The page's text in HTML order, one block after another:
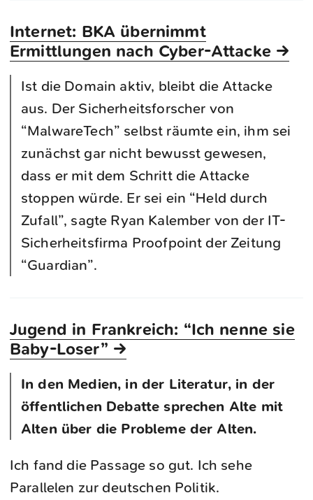
Internet: BKA übernimmt
Ermittlungen nach Cyber-Attacke →
Ist die Domain aktiv, bleibt die Attacke
aus. Der Sicherheitsforscher von
“MalwareTech” selbst räumte ein, ihm sei
zunächst gar nicht bewusst gewesen,
dass er mit dem Schritt die Attacke
stoppen würde. Er sei ein “Held durch
Zufall”, sagte Ryan Kalember von der IT-
Sicherheitsfirma Proofpoint der Zeitung
“Guardian”.
Jugend in Frankreich: “Ich nenne sie
Baby-Loser” →
In den Medien, in der Literatur, in der
öffentlichen Debatte sprechen Alte mit
Alten über die Probleme der Alten.
Ich fand die Passage so gut. Ich sehe
Parallelen zur deutschen Politik.